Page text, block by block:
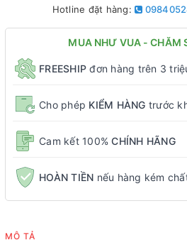
Hotline đặt hàng:
MUA NHƯ VUA - CHĂM
FREESHIP đơn hàng trên 3
Cho phép KIỂM HÀNG trước
Cam kết 100% CHÍNH HÃNG
HOÀN TIỀN nếu hàng kém
MÔ TẢ